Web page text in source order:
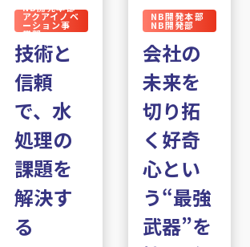
NB開発本部
アクアイノベ
ーション事
業部
技術と
信頼
で、水
処理の
課題を
解決す
る
NB開発本部
NB開発部
会社の
未来を
切り拓
く好奇
心とい
う“最強
武器”を